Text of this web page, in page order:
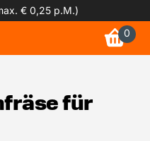
€ 0,25 p.M.)
0
für